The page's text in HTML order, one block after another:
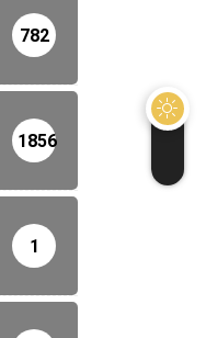
782
1856
1